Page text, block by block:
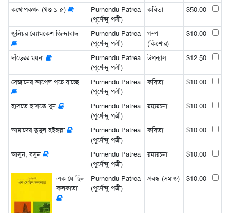
কথোপকথন (খণ্ড ১-৫)
Purnendu Patrea
(পূর্ণেন্দু পত্রী)
কবিতা $50.00
জুনিয়র ব্যোমকেশ জিন্দাবাদ
Purnendu Patrea
(পূর্ণেন্দু পত্রী)
গল্প
(কিশোর)
$10.00
দাঁড়েরর ময়না
Purnendu Patrea
(পূর্ণেন্দু পত্রী)
উপন্যাস $12.50
সেজানের আপেল পচে যাচ্ছে
Purnendu Patrea
(পূর্ণেন্দু পত্রী)
কবিতা $10.00
হাসতে হাসতে খুন
Purnendu Patrea
(পূর্ণেন্দু পত্রী)
রম্যরচনা $10.00
আমাদের তুমুল হইহল্লা
Purnendu Patrea
(পূর্ণেন্দু পত্রী)
কবিতা $10.00
আসুন, বসুন
Purnendu Patrea
(পূর্ণেন্দু পত্রী)
রম্যরচনা $10.00
এক যে ছিল
কলকাতা
Purnendu Patrea
(পূর্ণেন্দু পত্রী)
প্রবন্ধ (সমাজ) $10.00